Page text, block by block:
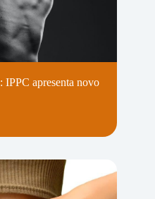
IPPC apresenta novo